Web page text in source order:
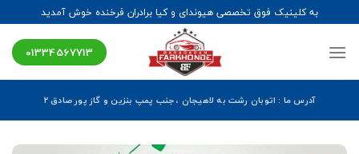
to
content
به کلینیک فوق تخصصی هیوندای و کیا برادران فرخنده خوش آمدید
01334567713
آدرس ما : اتوبان رشت به لاهیجان ، جنب پمپ بنزین و گاز پور صادق ۲